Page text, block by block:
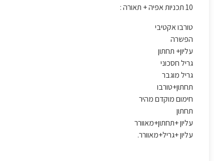
10 תכניות אפיה + תאורה
:
טורבו אקטיבי
הפשרה
עליון+ תחתון
גריל חסכוני
גריל מוגבר
תחתון+טורבו
חימום מוקדם מהיר
תחתון
עליון +תחתון+מאוורר
עליון +גריל+מאוורר.